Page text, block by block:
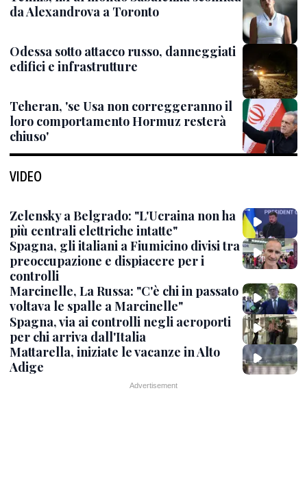
da Alexandrova a Toronto
Odessa sotto attacco russo, danneggiati
edifici e infrastrutture
Teheran, 'se Usa non correggeranno il
loro comportamento Hormuz resterà
chiuso'
VIDEO
Zelensky a Belgrado: "L'Ucraina non ha
più centrali elettriche intatte"
Spagna, gli italiani a Fiumicino divisi tra
preoccupazione e dispiacere per i
controlli
Marcinelle, La Russa: "C'è chi in passato
voltava le spalle a Marcinelle"
Spagna, via ai controlli negli aeroporti
per chi arriva dall'Italia
Mattarella, iniziate le vacanze in Alto
Adige